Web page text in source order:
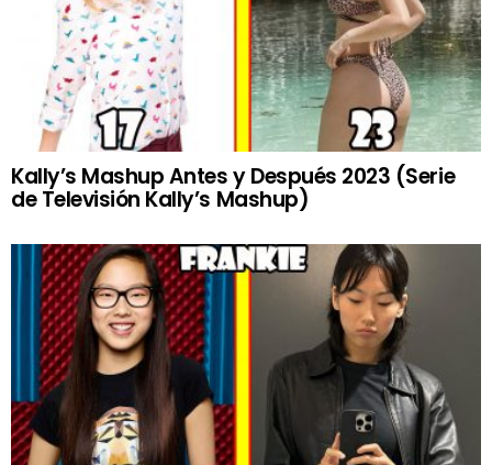
Kally’s Mashup Antes y Después 2023 (Serie
de Televisión Kally’s Mashup)